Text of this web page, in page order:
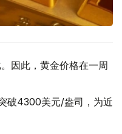
因此，黄金价格在一周
破4300美元/盎司，为近